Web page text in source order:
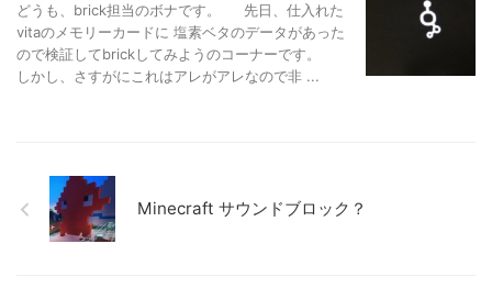
どうも、brick担当のボナです。 先日、仕入れた
vitaのメモリーカードに 塩素ベタのデータがあった
ので検証してbrickしてみようのコーナーです。
しかし、さすがにこれはアレがアレなので非 ...
Minecraft サウンドブロック？